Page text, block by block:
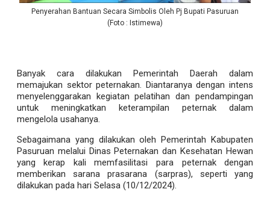
Penyerahan Bantuan Secara Simbolis Oleh Pj Bupati Pasuruan
(Foto : Istimewa)
Banyak cara dilakukan Pemerintah Daerah dalam
memajukan sektor peternakan. Diantaranya dengan intens
menyelenggarakan kegiatan pelatihan dan pendampingan
untuk meningkatkan keterampilan peternak dalam
mengelola usahanya.
Sebagaimana yang dilakukan oleh Pemerintah Kabupaten
Pasuruan melalui Dinas Peternakan dan Kesehatan Hewan
yang kerap kali memfasilitasi para peternak dengan
memberikan sarana prasarana (sarpras), seperti yang
dilakukan pada hari Selasa (10/12/2024).